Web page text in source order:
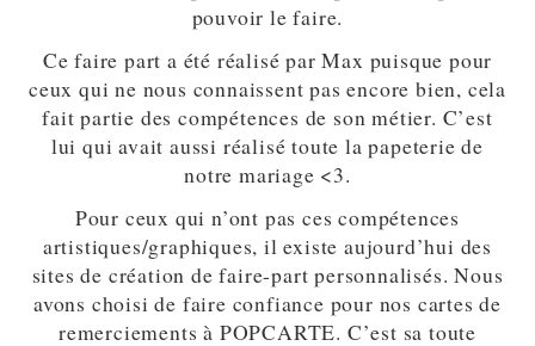
pouvoir le faire.
Ce faire part a été réalisé par Max puisque pour
ceux qui ne nous connaissent pas encore bien, cela
fait partie des compétences de son métier. C’est
lui qui avait aussi réalisé toute la papeterie de
notre mariage <3.
Pour ceux qui n’ont pas ces compétences
artistiques/graphiques, il existe aujourd’hui des
sites de création de faire-part personnalisés. Nous
avons choisi de faire confiance pour nos cartes de
remerciements à POPCARTE. C’est sa toute